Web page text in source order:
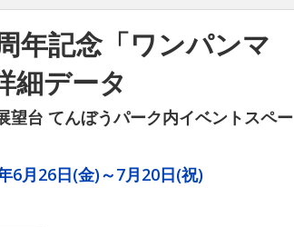
年記念「ワンパンマ
細データ
望台 てんぼうパーク内イベントスペー
6月26日(金)～7月20日(祝)